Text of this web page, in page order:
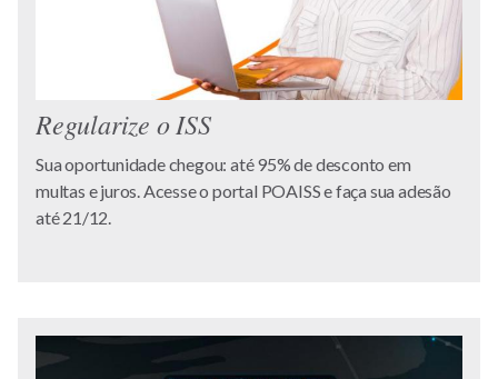
Regularize o ISS
Sua oportunidade chegou: até 95% de desconto em
multas e juros. Acesse o portal POAISS e faça sua adesão
até 21/12.